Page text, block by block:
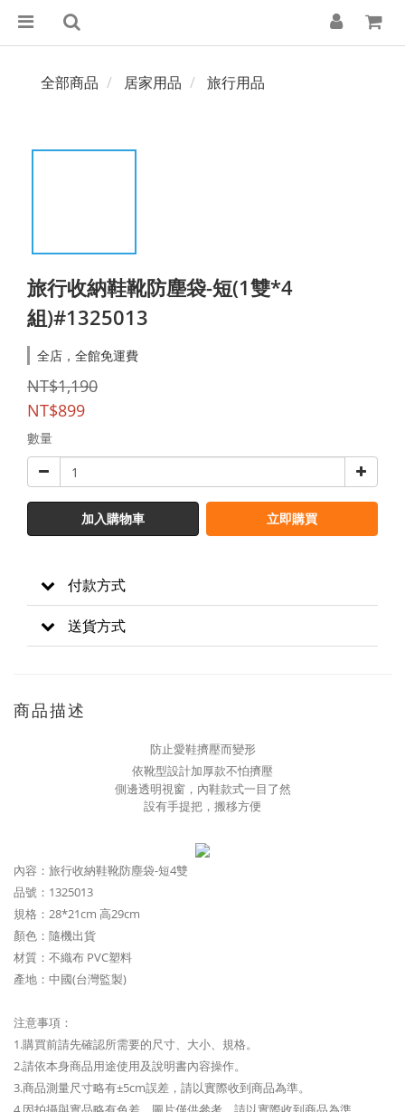
全部商品 居家用品 旅行用品
旅行收納鞋靴防塵袋-短(1雙*4
組)#1325013
全店，全館免運費
NT$1,190
NT$899
數量
加入購物車 立即購買
付款方式
送貨方式
商品描述
防止愛鞋擠壓而變形
依靴型設計加厚款不怕擠壓
側邊透明視窗，內鞋款式一目了然
設有手提把，搬移方便
內容：旅行收納鞋靴防塵袋-短4雙
品號：1325013
規格：28*21cm 高29cm
顏色：隨機出貨
材質：不織布 PVC塑料
產地：中國(台灣監製)
注意事項：
1.購買前請先確認所需要的尺寸、大小、規格。
2.請依本身商品用途使用及說明書內容操作。
3.商品測量尺寸略有±5cm誤差，請以實際收到商品為準。